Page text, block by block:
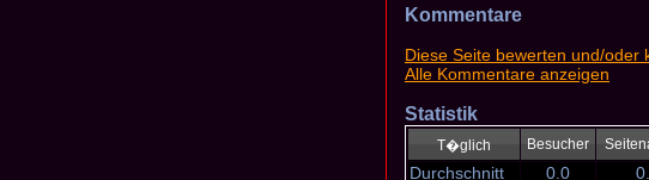
Kommentare
Diese Seite bewerten und/oder
Alle Kommentare anzeigen
Statistik
T�glich Besucher
Durchschnitt 0.0